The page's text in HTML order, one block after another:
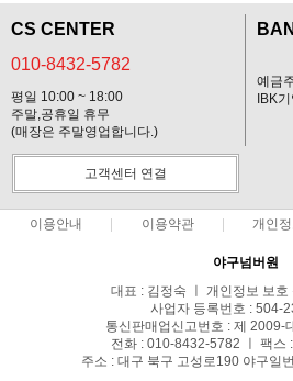
CS CENTER
010-8432-5782
평일 10:00 ~ 18:00
주말,공휴일 휴무
(매장은 주말영업합니다.)
예금
IBK
고객센터 연결
이용안내 이용약관 개인
야구넘버원
대표 : 김정숙 ㅣ 개인정보 보호
사업자 등록번호 : 504-
통신판매업신고번호 : 제 2009-
전화 : 010-8432-5782 ㅣ 팩스
주소 : 대구 북구 고성로190 야구일